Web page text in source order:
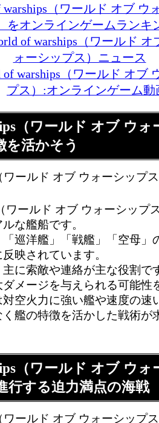
（ワールド オブ ウ
を活かそう
ワールド オブ ウォーシップ
な艦船です。
巡洋艦」「戦艦」「空母」
映されています。
に索敵や連絡が主な役割で
メージを与えられる可能性
対空火力に強い艦や速度の速
艦の特徴を活かした戦術が
（ワールド オブ ウ
行する迫力満点の海戦